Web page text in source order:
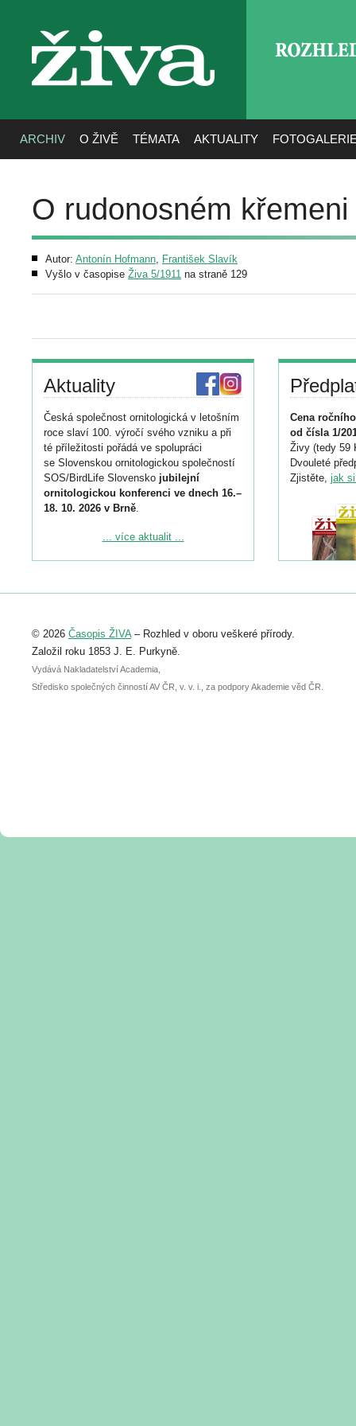
živa
ARCHIV O ŽIVĚ TÉMATA AKTUALITY
O rudonosném
Autor: Antonín Hofmann, František Slavík
Vyšlo v časopise Živa 5/1911 na straně 129
Aktuality
Česká společnost ornitologická v letošním
roce slaví 100. výročí svého vzniku a při
té příležitosti pořádá ve spolupráci
se Slovenskou ornitologickou společností
SOS/BirdLife Slovensko jubilejní
ornitologickou konferenci ve dnech 16.–
18. 10. 2026 v Brně.
Podrobnější informace ke konferenci
Registrovat se můžete do 6. září.
abstraktu přihlášené přednášky nebo
posteru je už 30. června.
... více aktualit ...
Cena
od čísla 1/
Živy (tedy 59
Dvouleté
Zjistěte, jak
© 2026 Časopis ŽIVA– Rozhled v oboru veškeré přírody.
Založil roku 1853 J. E. Purkyně.
Vydává Nakladatelství Academia,
Středisko společných činností AV ČR, v. v. i., za podpory Akademie věd ČR.